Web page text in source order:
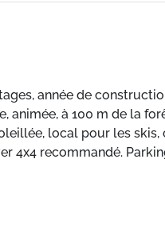
année de
animée, à 100 m de la
local pour les
4x4 recommandé.
10 m, arrêt de bus